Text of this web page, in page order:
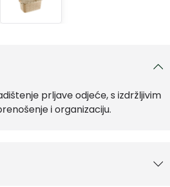
prljave odjeće, s izdržljivim
i organizaciju.